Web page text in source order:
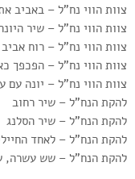
צוות הווי נח”ל – באביב
צוות הווי נח”ל – שיר
צוות הווי נח”ל – רוח אביב
צוות הווי נח”ל – הפכפך
צוות הווי נח”ל – יונה עם
להקת הנח”ל – שיר רחוב
להקת הנח”ל – שיר הסלנג
להקת הנח”ל – לאחד
להקת הנח”ל – שש עשרה,